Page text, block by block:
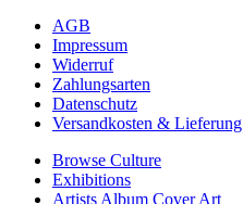
AGB
Impressum
Widerruf
Zahlungsarten
Datenschutz
Versandkosten & Lieferung
Browse Culture
Exhibitions
Artists Album Cover Art